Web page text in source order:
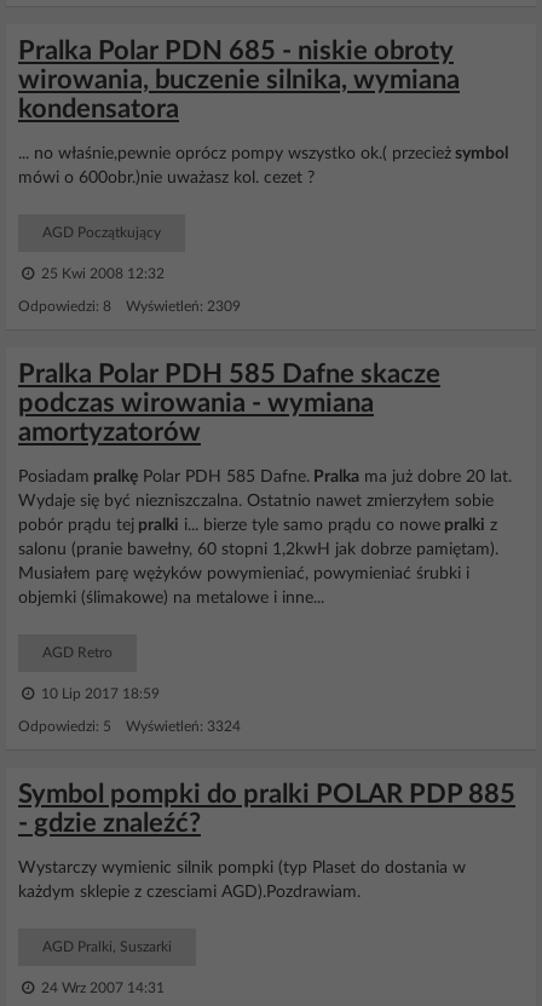
Pralka Polar PDN 685 - niskie obroty
wirowania, buczenie silnika, wymiana
kondensatora
... no właśnie,pewnie oprócz pompy wszystko ok.( przecież symbol
mówi o 600obr.)nie uważasz kol. cezet ?
AGD Początkujący
25 Kwi 2008 12:32
Odpowiedzi: 8 Wyświetleń: 2309
Pralka Polar PDH 585 Dafne skacze
podczas wirowania - wymiana
amortyzatorów
Posiadam pralkę Polar PDH 585 Dafne. Pralka ma już dobre 20 lat.
Wydaje się być niezniszczalna. Ostatnio nawet zmierzyłem sobie
pobór prądu tej pralki i... bierze tyle samo prądu co nowe pralki z
salonu (pranie bawełny, 60 stopni 1,2kwH jak dobrze pamiętam).
Musiałem parę wężyków powymieniać, powymieniać śrubki i
objemki (ślimakowe) na metalowe i inne...
AGD Retro
10 Lip 2017 18:59
Odpowiedzi: 5 Wyświetleń: 3324
Symbol pompki do pralki POLAR PDP 885
- gdzie znaleźć?
Wystarczy wymienic silnik pompki (typ Plaset do dostania w
każdym sklepie z czesciami AGD).Pozdrawiam.
AGD Pralki, Suszarki
24 Wrz 2007 14:31